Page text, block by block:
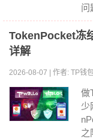
问
TokenPocket冻
详解
2026-08-07 | 作者: TP钱
做
少
之